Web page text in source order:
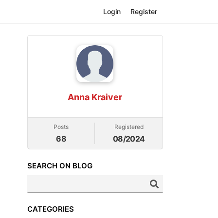
Register
Login
Anna Kraiver
Posts
68
Registered
08/2024
SEARCH ON BLOG
CATEGORIES